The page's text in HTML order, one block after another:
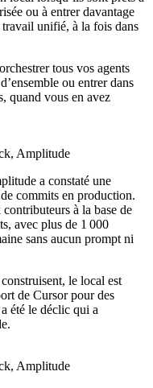
ou à entrer davantage
travail unifié, à la fois dans
tous vos agents
ou entrer dans
quand vous en avez
Amplitude
a constaté une
commits en production.
à la base de
avec plus de 1 000
sans aucun prompt ni
le local est
de Cursor pour des
été le déclic qui a
Amplitude